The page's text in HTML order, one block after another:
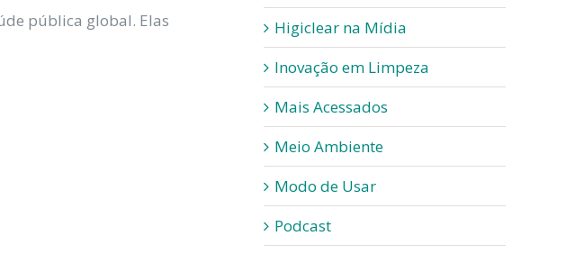
pública global. Elas
Higiclear na Mídia
Inovação em Limpeza
Mais Acessados
Meio Ambiente
Modo de Usar
Podcast